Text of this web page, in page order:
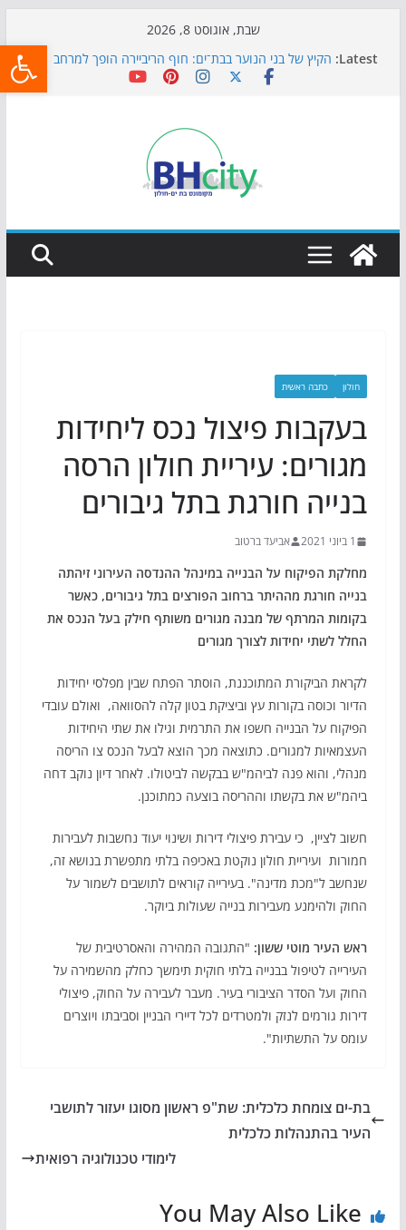
שבת, אוגוסט 8, 2026
Latest: הקיץ של בני הנוער בבת־ים: חוף הריביירה הופך למרחב
בטוח בשעות הערב
השתתפו באירוע הקיץ בגן הי"א
חגיגות המאה מגיעות לחוף: מופע המזרקות חוזר לבת-ים
כדורגל באווירה מיוחדת: הקרנת גמר המונדיאל בטרמינל
חולון כתבה ראשית
בעקבות פיצול נכס ליחידות
מגורים: עיריית חולון הרסה
בנייה חורגת בתל גיבורים
1 ביוני 2021 אביעד ברטוב
מחלקת הפיקוח על הבנייה במינהל ההנדסה העירוני זיהתה
בנייה חורגת מההיתר ברחוב הפורצים בתל גיבורים, כאשר
בקומות המרתף של מבנה מגורים משותף חילק בעל הנכס את
החלל לשתי יחידות לצורך מגורים
לקראת הביקורת המתוכננת, הוסתר הפתח שבין מפלסי יחידות
הדיור וכוסה בקורות עץ וביציקת בטון קלה להסוואה, ואולם עובדי
הפיקוח על הבנייה חשפו את התרמית וגילו את שתי היחידות
העצמאיות למגורים. כתוצאה מכך הוצא לבעל הנכס צו הריסה
מנהלי, והוא פנה לביהמ"ש בבקשה לביטולו. לאחר דיון נוקב דחה
ביהמ"ש את בקשתו וההריסה בוצעה כמתוכנן.
חשוב לציין, כי עבירת פיצולי דירות ושינוי יעוד נחשבות לעבירות
חמורות ועיריית חולון נוקטת באכיפה בלתי מתפשרת בנושא זה,
שנחשב ל"מכת מדינה". בעירייה קוראים לתושבים לשמור על
החוק ולהימנע מעבירות בנייה שעולות ביוקר.
ראש העיר מוטי ששון: "התגובה המהירה והאסרטיבית של
העירייה לטיפול בבנייה בלתי חוקית תימשך כחלק מהשמירה על
החוק ועל הסדר הציבורי בעיר. מעבר לעבירה על החוק, פיצולי
דירות גורמים לנזק ולמטרדים לכל דיירי הבניין וסביבתו ויוצרים
עומס על התשתיות".
בת-ים צומחת כלכלית: שת"פ ראשון מסוגו יעזור לתושבי
העיר בהתנהלות כלכלית
לימודי טכנולוגיה רפואית
You May Also Like